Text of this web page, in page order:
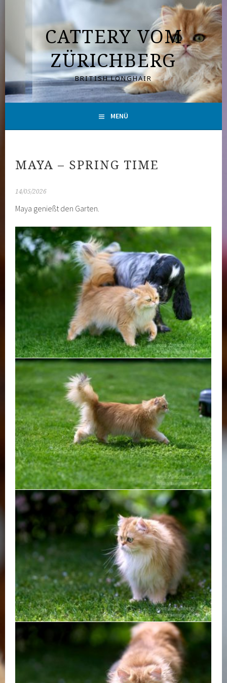
CATTERY VOM
ZÜRICHBERG
BRITISH LONGHAIR
MENÜ
MAYA – SPRING TIME
14/05/2026
Maya genießt den Garten.